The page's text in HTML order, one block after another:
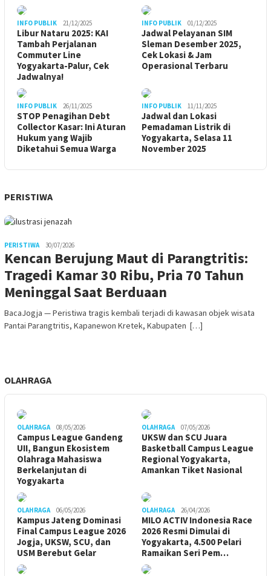
INFO PUBLIK 21/12/2025
Libur Nataru 2025: KAI
Tambah Perjalanan
Commuter Line
Yogyakarta-Palur, Cek
Jadwalnya!
INFO PUBLIK 01/12/2025
Jadwal Pelayanan SIM
Sleman Desember 2025,
Cek Lokasi & Jam
Operasional Terbaru
INFO PUBLIK 26/11/2025
STOP Penagihan Debt
Collector Kasar: Ini Aturan
Hukum yang Wajib
Diketahui Semua Warga
INFO PUBLIK 11/11/2025
Jadwal dan Lokasi
Pemadaman Listrik di
Yogyakarta, Selasa 11
November 2025
PERISTIWA
PERISTIWA 30/07/2026
Kencan Berujung Maut di Parangtritis:
Tragedi Kamar 30 Ribu, Pria 70 Tahun
Meninggal Saat Berduaan
BacaJogja — Peristiwa tragis kembali terjadi di kawasan objek wisata
Pantai Parangtritis, Kapanewon Kretek, Kabupaten […]
OLAHRAGA
OLAHRAGA 08/05/2026
Campus League Gandeng
UII, Bangun Ekosistem
Olahraga Mahasiswa
Berkelanjutan di
Yogyakarta
OLAHRAGA 07/05/2026
UKSW dan SCU Juara
Basketball Campus League
Regional Yogyakarta,
Amankan Tiket Nasional
OLAHRAGA 06/05/2026
Kampus Jateng Dominasi
Final Campus League 2026
Jogja, UKSW, SCU, dan
USM Berebut Gelar
OLAHRAGA 26/04/2026
MILO ACTIV Indonesia Race
2026 Resmi Dimulai di
Yogyakarta, 4.500 Pelari
Ramaikan Seri Pem…